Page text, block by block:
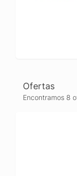
Ofertas
Encontramos 8